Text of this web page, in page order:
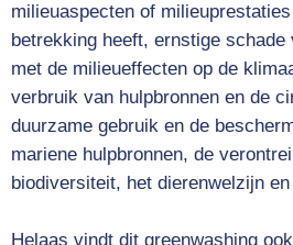
milieuaspecten of
betrekking heeft, ernstige
met de milieueffecten op de
verbruik van hulpbronnen en de
duurzame gebruik en de
mariene hulpbronnen, de
biodiversiteit, het dierenwelzijn
Helaas vindt dit greenwashing